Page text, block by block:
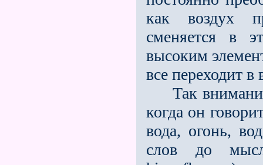
как воздух
сменяется в
высоким
все переходит
Так внимание
когда он
вода, огонь,
слов до